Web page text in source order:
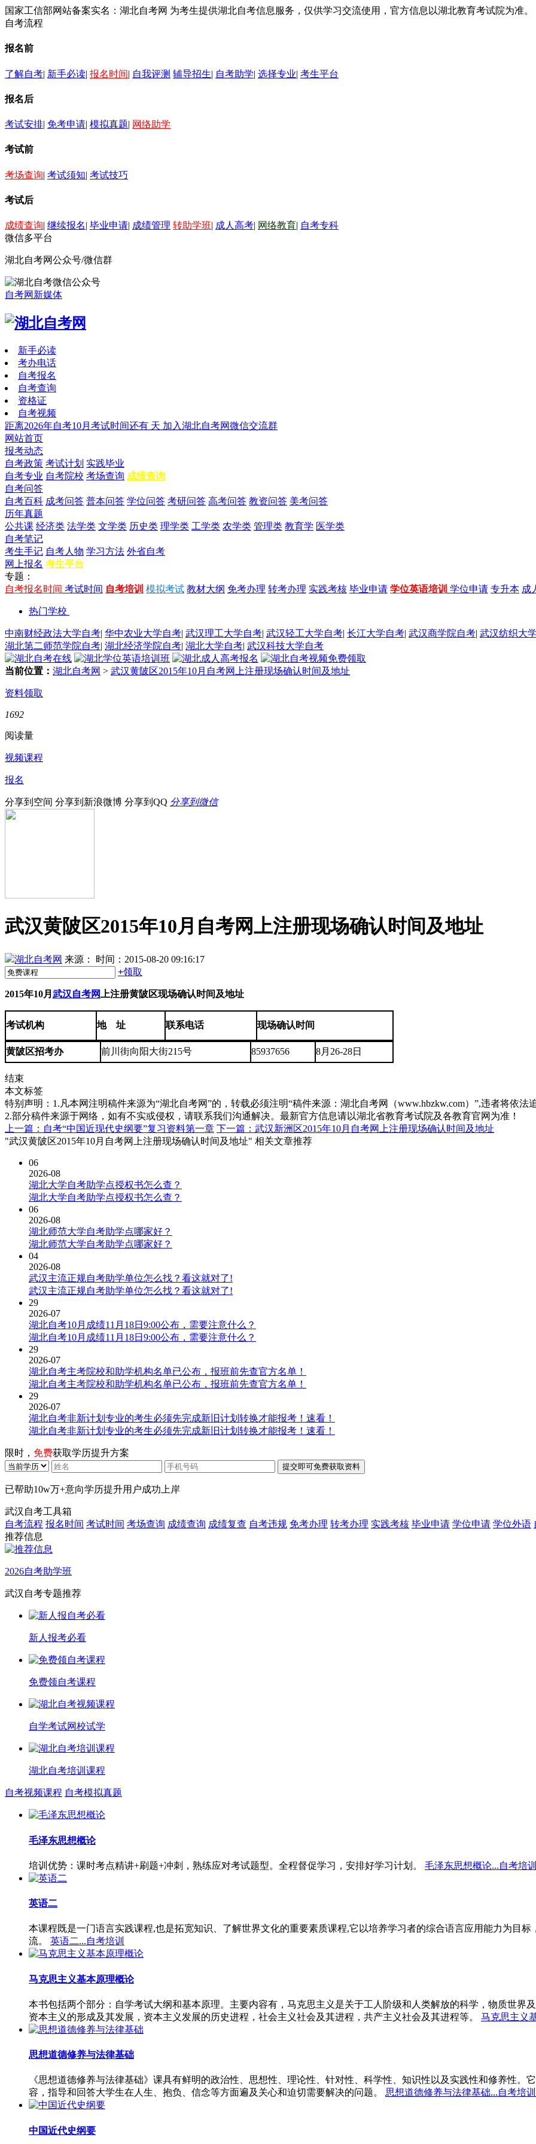
国家工信部网站备案实名：湖北自考网 为考生提供湖北自考信息服务，仅供学习交流使用，官方信息以湖北教育考试院为准。
自考流程
报名前
了解自考| 新手必读| 报名时间| 自我评测 辅导招生| 自考助学| 选择专业| 考生平台
报名后
考试安排| 免考申请| 模拟真题| 网络助学
考试前
考场查询| 考试须知| 考试技巧
考试后
成绩查询| 继续报名| 毕业申请| 成绩管理 转助学班| 成人高考| 网络教育| 自考专科
微信多平台
湖北自考网公众号/微信群
自考网新媒体
新手必读
考办电话
自考报名
自考查询
资格证
自考视频
距离2026年自考10月考试时间还有 天 加入湖北自考网微信交流群
网站首页
报考动态
自考政策 考试计划 实践毕业
自考专业 自考院校 考场查询 成绩查询
自考问答
自考百科 成考问答 普本问答 学位问答 考研问答 高考问答 教资问答 美考问答
历年真题
公共课 经济类 法学类 文学类 历史类 理学类 工学类 农学类 管理类 教育学 医学类
自考笔记
考生手记 自考人物 学习方法 外省自考
网上报名 考生平台
专题：
自考报名时间 考试时间 自考培训 模拟考试 教材大纲 免考办理 转考办理 实践考核 毕业申请 学位英语培训 学位申请 专升本 成
热门学校
中南财经政法大学自考| 华中农业大学自考| 武汉理工大学自考| 武汉轻工大学自考| 长江大学自考| 武汉商学院自考| 武汉纺织大
湖北第二师范学院自考| 湖北经济学院自考| 湖北大学自考| 武汉科技大学自考
当前位置： 湖北自考网 > 武汉黄陂区2015年10月自考网上注册现场确认时间及地址
资料领取
1692
阅读量
视频课程
报名
分享到空间 分享到新浪微博 分享到QQ 分享到微信
武汉黄陂区2015年10月自考网上注册现场确认时间及地址
湖北自考网 来源：
时间：2015-08-20 09:16:17
+领取
2015年10月 武汉自考网 上注册黄陂区现场确认时间及地址
考试机构 地 址 联系电话 现场确认时间
黄陂区招考办 前川街向阳大街215号 85937656 8月26-28日
结束
本文标签
特别声明：1.凡本网注明稿件来源为“湖北自考网”的，转载必须注明“稿件来源：湖北自考网（www.hbzkw.com）”,违者将依法
2.部分稿件来源于网络，如有不实或侵权，请联系我们沟通解决。最新官方信息请以湖北省教育考试院及各教育官网为准！
上一篇：自考“中国近现代史纲要”复习资料第一章 下一篇：武汉新洲区2015年10月自考网上注册现场确认时间及地址
"武汉黄陂区2015年10月自考网上注册现场确认时间及地址" 相关文章推荐
06
2026-08
湖北大学自考助学点授权书怎么查？
湖北大学自考助学点授权书怎么查？
06
2026-08
湖北师范大学自考助学点哪家好？
湖北师范大学自考助学点哪家好？
04
2026-08
武汉主流正规自考助学单位怎么找？看这就对了!
武汉主流正规自考助学单位怎么找？看这就对了!
29
2026-07
湖北自考10月成绩11月18日9:00公布，需要注意什么？
湖北自考10月成绩11月18日9:00公布，需要注意什么？
29
2026-07
湖北自考主考院校和助学机构名单已公布，报班前先查官方名单！
湖北自考主考院校和助学机构名单已公布，报班前先查官方名单！
29
2026-07
湖北自考非新计划专业的考生必须先完成新旧计划转换才能报考！速看！
湖北自考非新计划专业的考生必须先完成新旧计划转换才能报考！速看！
限时， 免费获取学历提升方案
已帮助10w万+意向学历提升用户成功上岸
武汉自考工具箱
自考流程 报名时间 考试时间 考场查询 成绩查询 成绩复查 自考违规 免考办理 转考办理 实践考核 毕业申请 学位申请 学位外语
推荐信息
2026自考助学班
武汉自考专题推荐
新人报考必看
免费领自考课程
自学考试网校试学
湖北自考培训课程
自考视频课程 自考模拟真题
毛泽东思想概论
培训优势：课时考点精讲+刷题+冲刺，熟练应对考试题型。全程督促学习，安排好学习计划。 毛泽东思想概论...自考培训
英语二
本课程既是一门语言实践课程,也是拓宽知识、了解世界文化的重要素质课程,它以培养学习者的综合语言应用能力为目
流。
英语二...自考培训
马克思主义基本原理概论
本书包括两个部分：自学考试大纲和基本原理。主要内容有，马克思主义是关于工人阶级和人类解放的科学，物质世界
资本主义的形成及其发展，资本主义发展的历史进程，社会主义社会及其进程，共产主义社会及其进程等。
马克思主义
思想道德修养与法律基础
《思想道德修养与法律基础》课具有鲜明的政治性、思想性、理论性、针对性、科学性、知识性以及实践性和修养性。
容，指导和回答大学生在人生、抱负、信念等方面遍及关心和迫切需要解决的问题。
思想道德修养与法律基础...自考培训
中国近代史纲要